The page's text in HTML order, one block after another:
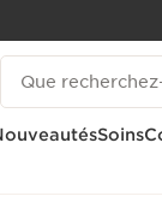
ALLER AU
Historique des recherches
Soins